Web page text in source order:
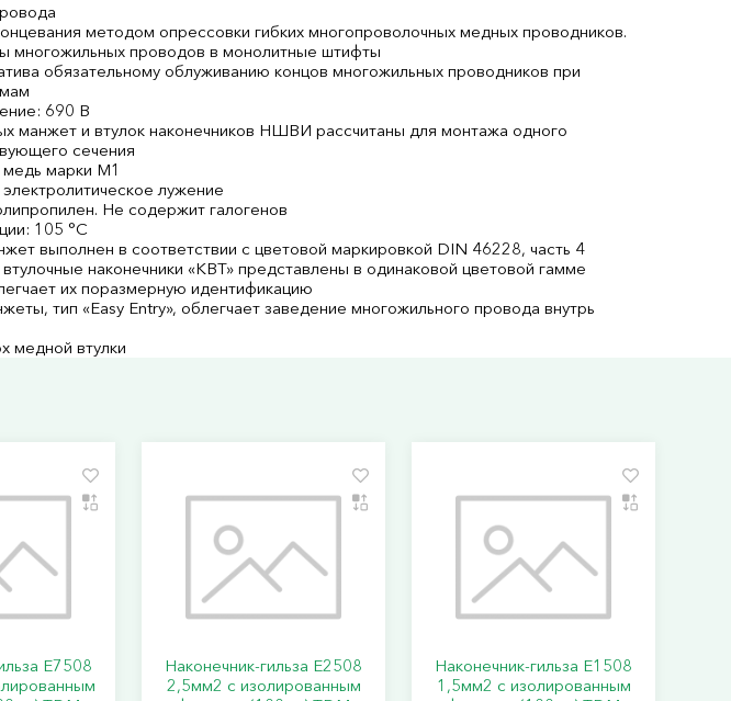
методом опрессовки гибких многопроволочных медных проводников.
многожильных проводов в монолитные штифты
обязательному облуживанию концов многожильных проводников при
690 В
манжет и втулок наконечников НШВИ рассчитаны для монтажа одного
сечения
марки М1
лужение
Не содержит галогенов
105 °C
выполнен в соответствии с цветовой маркировкой DIN 46228, часть 4
наконечники «КВТ» представлены в одинаковой цветовой гамме
их поразмерную идентификацию
тип «Easy Entry», облегчает заведение многожильного провода внутрь
медной втулки
Е7508
Наконечник-гильза Е2508
2,5мм2 с изолированным
Наконечник-гильза Е1508
1,5мм2 с изолированным